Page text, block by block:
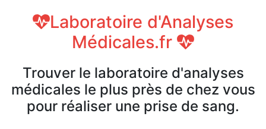
Laboratoire d'Analyses
Médicales.fr
Trouver le laboratoire d'analyses
médicales le plus près de chez vous
pour réaliser une prise de sang.